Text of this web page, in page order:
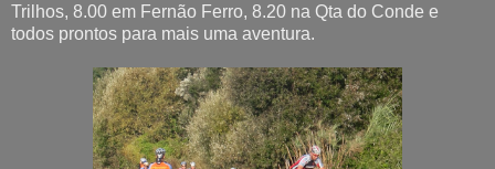
Trilhos, 8.00 em Fernão Ferro, 8.20 na Qta do Conde e
todos prontos para mais uma aventura.